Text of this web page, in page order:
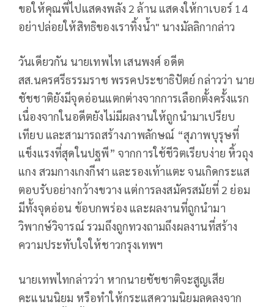
ขอให้คุณพี่ไปแสดงพลัง 2 ล้าน แสดงให้กาเบอร์ 14
อย่าปล่อยให้สิทธิของเราทิ้งน้ำ" นางมัลลิกากล่าว
วันเดียวกัน นายเทพไท เสนพงศ์ อดีต
สส.นครศรีธรรมราช พรรคประชาธิปัตย์ กล่าวว่า นาย
ชัชชาติยังมีจุดอ่อนแตกต่างจากการเลือกตั้งครั้งแรก
เนื่องจากในอดีตยังไม่มีผลงานให้ถูกนำมาเปรียบ
เทียบ และสามารถสร้างภาพลักษณ์ “สุภาพบุรุษที่
แข็งแรงที่สุดในปฐพี” จากการใช้ชีวิตเรียบง่าย หิ้วถุง
แกง สวมกางเกงกีฬา และรองเท้าแตะ จนเกิดกระแส
ตอบรับอย่างกว้างขวาง แต่การลงสมัครสมัยที่ 2 ย่อม
มีทั้งจุดอ่อน ข้อบกพร่อง และผลงานที่ถูกนำมา
วิพากษ์วิจารณ์ รวมถึงถูกทวงถามถึงผลงานที่สร้าง
ความประทับใจให้ชาวกรุงเทพฯ
นายเทพไทกล่าวว่า หากนายชัชชาติจะสูญเสีย
คะแนนนิยม หรือทำให้กระแสความนิยมลดลงจาก